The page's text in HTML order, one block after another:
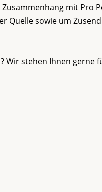
mit Pro
Quelle sowie um
Wir stehen Ihnen gerne